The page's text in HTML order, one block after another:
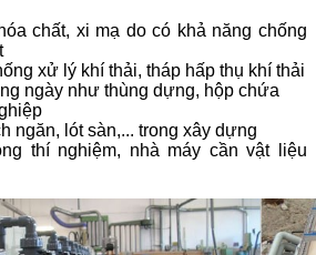
chất, xi mạ do có khả năng chống
xử lý khí thải, tháp hấp thụ khí thải
ngày như thùng dựng, hộp chứa
ngăn, lót sàn,... trong xây dựng
thí nghiệm, nhà máy cần vật liệu